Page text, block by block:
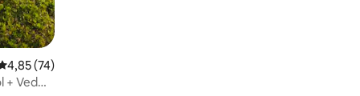
omtaler
ud af 5 i gennemsnitlig bedømmelse, 74 omtaler
4,85 (74)
+ Ved